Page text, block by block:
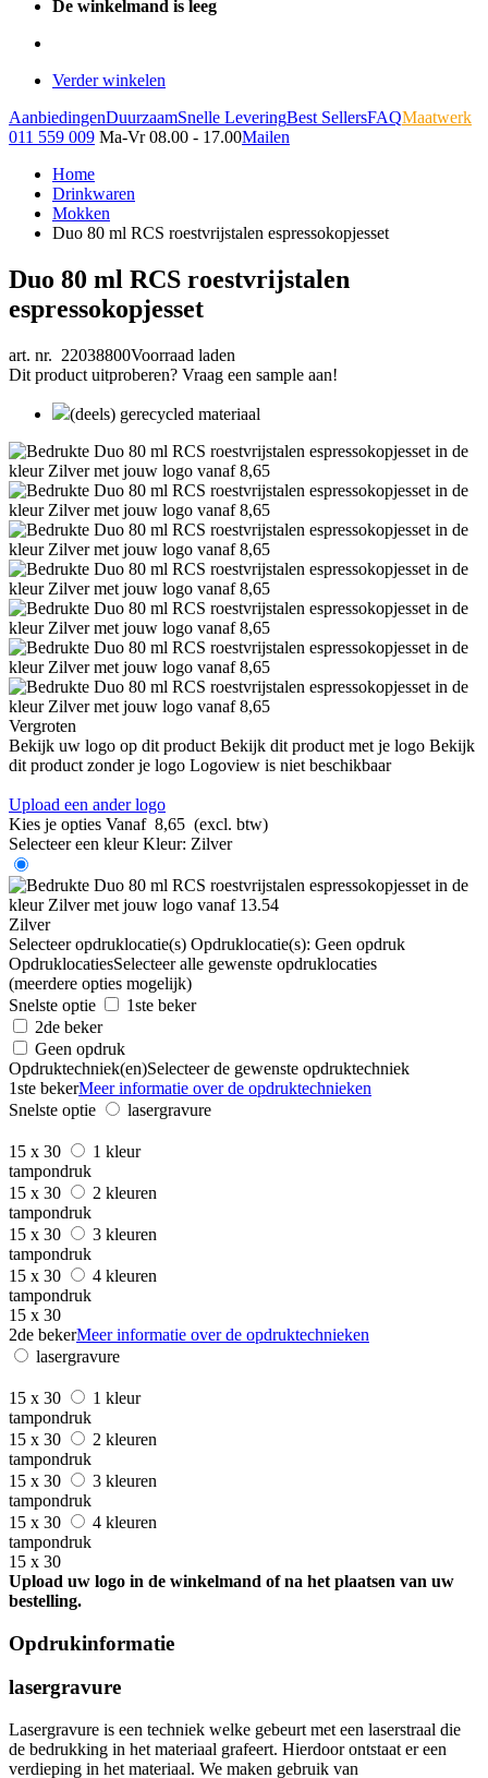
De winkelmand is leeg
Verder winkelen
AanbiedingenDuurzaamSnelle LeveringBest SellersFAQMaatwerk
011 559 009 Ma-Vr 08.00 - 17.00Mailen
Home
Drinkwaren
Mokken
Duo 80 ml RCS roestvrijstalen espressokopjesset
Duo 80 ml RCS roestvrijstalen
espressokopjesset
art. nr. 22038800Voorraad laden
Dit product uitproberen? Vraag een sample aan!
(deels) gerecycled materiaal
Vergroten
Bekijk uw logo op dit product Bekijk dit product met je logo Bekijk
dit product zonder je logo Logoview is niet beschikbaar
Upload een ander logo
Kies je opties Vanaf 8,65 (excl. btw)
Selecteer een kleur Kleur: Zilver
Zilver
Selecteer opdruklocatie(s) Opdruklocatie(s): Geen opdruk
OpdruklocatiesSelecteer alle gewenste opdruklocaties
(meerdere opties mogelijk)
Snelste optie
1ste beker
2de beker
Geen opdruk
Opdruktechniek(en)Selecteer de gewenste opdruktechniek
1ste bekerMeer informatie over de opdruktechnieken
Snelste optie
lasergravure
15 x 30
1 kleur
tampondruk
15 x 30
2 kleuren
tampondruk
15 x 30
3 kleuren
tampondruk
15 x 30
4 kleuren
tampondruk
15 x 30
2de bekerMeer informatie over de opdruktechnieken
lasergravure
15 x 30
1 kleur
tampondruk
15 x 30
2 kleuren
tampondruk
15 x 30
3 kleuren
tampondruk
15 x 30
4 kleuren
tampondruk
15 x 30
Upload uw logo in de winkelmand of na het plaatsen van uw
bestelling.
Opdrukinformatie
lasergravure
Lasergravure is een techniek welke gebeurt met een laserstraal die
de bedrukking in het materiaal grafeert. Hierdoor ontstaat er een
verdieping in het materiaal. We maken gebruik van